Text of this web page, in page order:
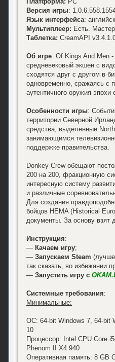
Версия игры:
Язык интерфейса:
Мультиплеер: Есть.
Таблетка: CreamAPI
Об игре: Of Kings And Men -
средневековый экшен с
сходятся друг с другом в
одновременно, сражаясь с
аутентичного оружия эпохи
Особенности игры:
территории Северной
средства, выделенные
занимающимся
поддержке правительства.
Donkey Crew обещают
200 на 200, фракционную
интересную систему
и различные
Для создания
бойцов HEMA (Historical
документы. За основу взят
Инструкция:
— Качаем игру;
— Запускаем Steam (лучше
так сказать, во избежании
— Запустить игру с
Системные требования:
Минимальные:
ОС: 64-bit Windows 7, 64-bit
10
Процессор: Intel CPU Core
Phenom II X4 940
Оперативная память: 8 GB